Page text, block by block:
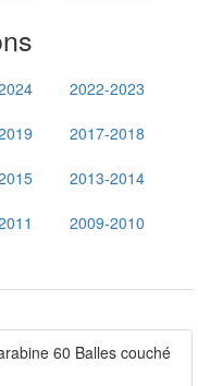
2022-2023
2017-2018
2013-2014
2009-2010
60 Balles couché